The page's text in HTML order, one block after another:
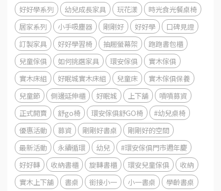
好好學系列
幼兒成長家具 玩花漾
時光食光餐桌椅
居家系列
小手吸塵器 剛剛好 好好學
口碑見證
訂製家具
好好學習椅 抽屜螢幕架
跑跑書包櫃
兒童傢俱
如何挑選家具 環安傢俱
實木傢俱
實木床組
好眠城實木床組 兒童床
實木傢俱保養
兒童節
側邊延伸櫃 好眠城 上下舖
嘖嘖募資
正式開賣
舒go椅 環安傢俱舒GO椅
#幼兒桌椅
優惠活動
募資 剛剛好書桌
剛剛好的空間
最新活動
永續循環 幼兒
#環安傢俱門市週年慶
好好轉
收納書櫃 旋轉書櫃 環安兒童傢俱
收納
實木上下舖
書桌 銜接小一 小一書桌
學齡書桌